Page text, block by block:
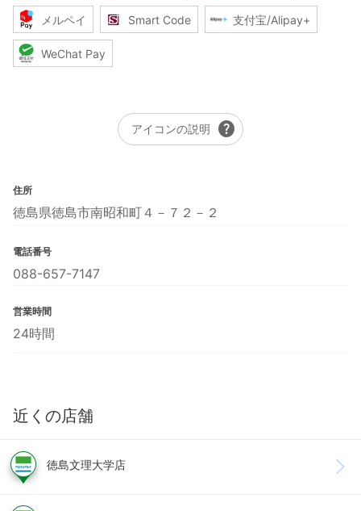
メルペイ Smart Code 支付宝/Alipay+
WeChat Pay
アイコンの説明 help
住所
徳島県徳島市南昭和町４－７２－２
電話番号
088-657-7147
営業時間
24時間
近くの店舗
徳島文理大学店